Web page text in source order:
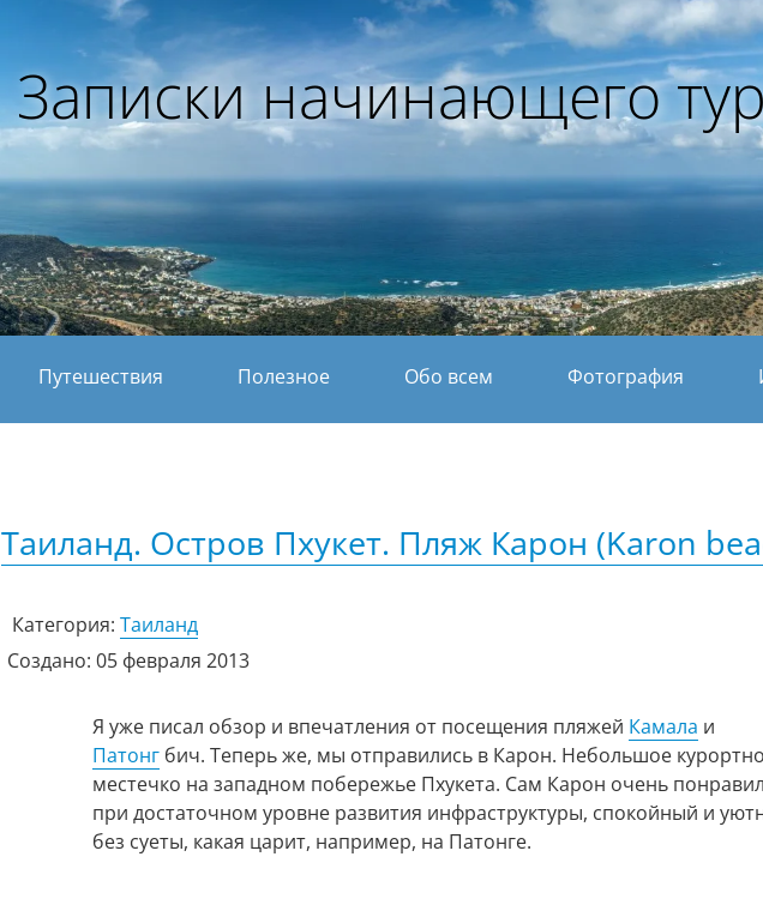
Записки начинающего
Путешествия Полезное Обо всем Фотография
Таиланд. Остров Пхукет. Пляж Карон (Karon
Категория: Таиланд
Создано: 05 февраля 2013
Я уже писал обзор и впечатления от посещения пляжей Камала и
Патонгбич. Теперь же, мы отправились в Карон. Небольшое
местечко на западном побережье Пхукета. Сам Карон очень
при достаточном уровне развития инфраструктуры, спокойный и
без суеты, какая царит, например, на Патонге.